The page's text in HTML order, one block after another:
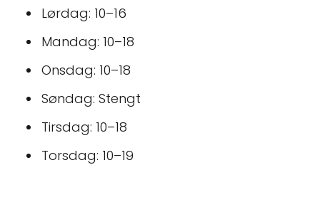
Lørdag: 10–16
Mandag: 10–18
Onsdag: 10–18
Søndag: Stengt
Tirsdag: 10–18
Torsdag: 10–19